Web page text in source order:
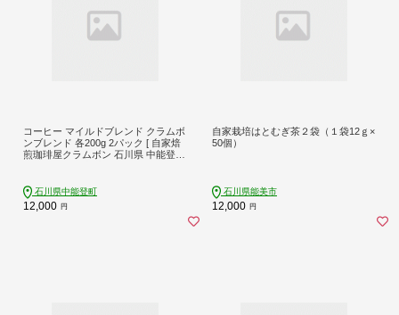
コーヒー マイルドブレンド クラムボ
ンブレンド 各200g 2パック [ 自家焙
煎珈琲屋クラムボン 石川県 中能登町
ル 自家焙煎 コク ふるさと納税
石川県中能登町
12,000 円
自家栽培はとむぎ茶２袋（１袋12ｇ×
50個）
石川県能美市
12,000 円